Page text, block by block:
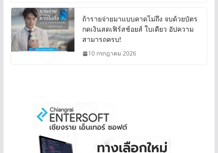
ถ้ารายจ่ายมาแบบคาดไม่ถึง จบด้วยบัตร
กดเงินสดเฟิร์สช้อยส์ ใบเดียว อัปความ
สามารถครบ!
10 กรกฎาคม 2026